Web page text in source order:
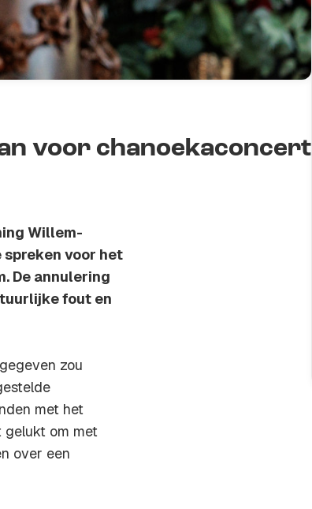
voor chanoekaconcert
Willem-
voor het
De annulering
fout en
zou
met het
gelukt om met
over een